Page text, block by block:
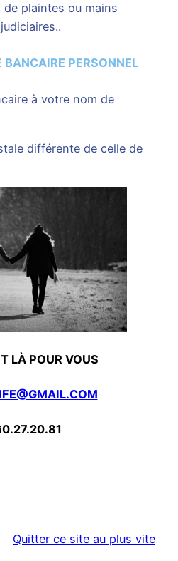
plaintes ou mains
PERSONNEL
à votre nom de
différente de celle de
LÀ POUR VOUS
Quitter ce site au plus vite